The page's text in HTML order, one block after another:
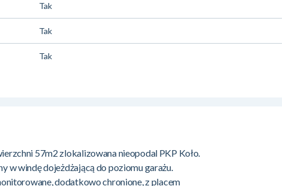
Tak
Tak
Tak
57m2 zlokalizowana nieopodal PKP Koło.
w windę dojeżdżającą do poziomu garażu.
dodatkowo chronione, z placem